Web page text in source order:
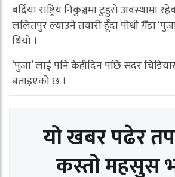
बर्दिया राष्ट्रिय निकुञ्जमा टुहुरो अवस्थामा
ललितपुर ल्याउने तयारी हूँदा पोथी गैँडा
थियो ।
‘पुजा’ लाई पनि केहीदिन पछि सदर
बताइएको छ ।
यो खबर पढेर
कस्तो महसुस